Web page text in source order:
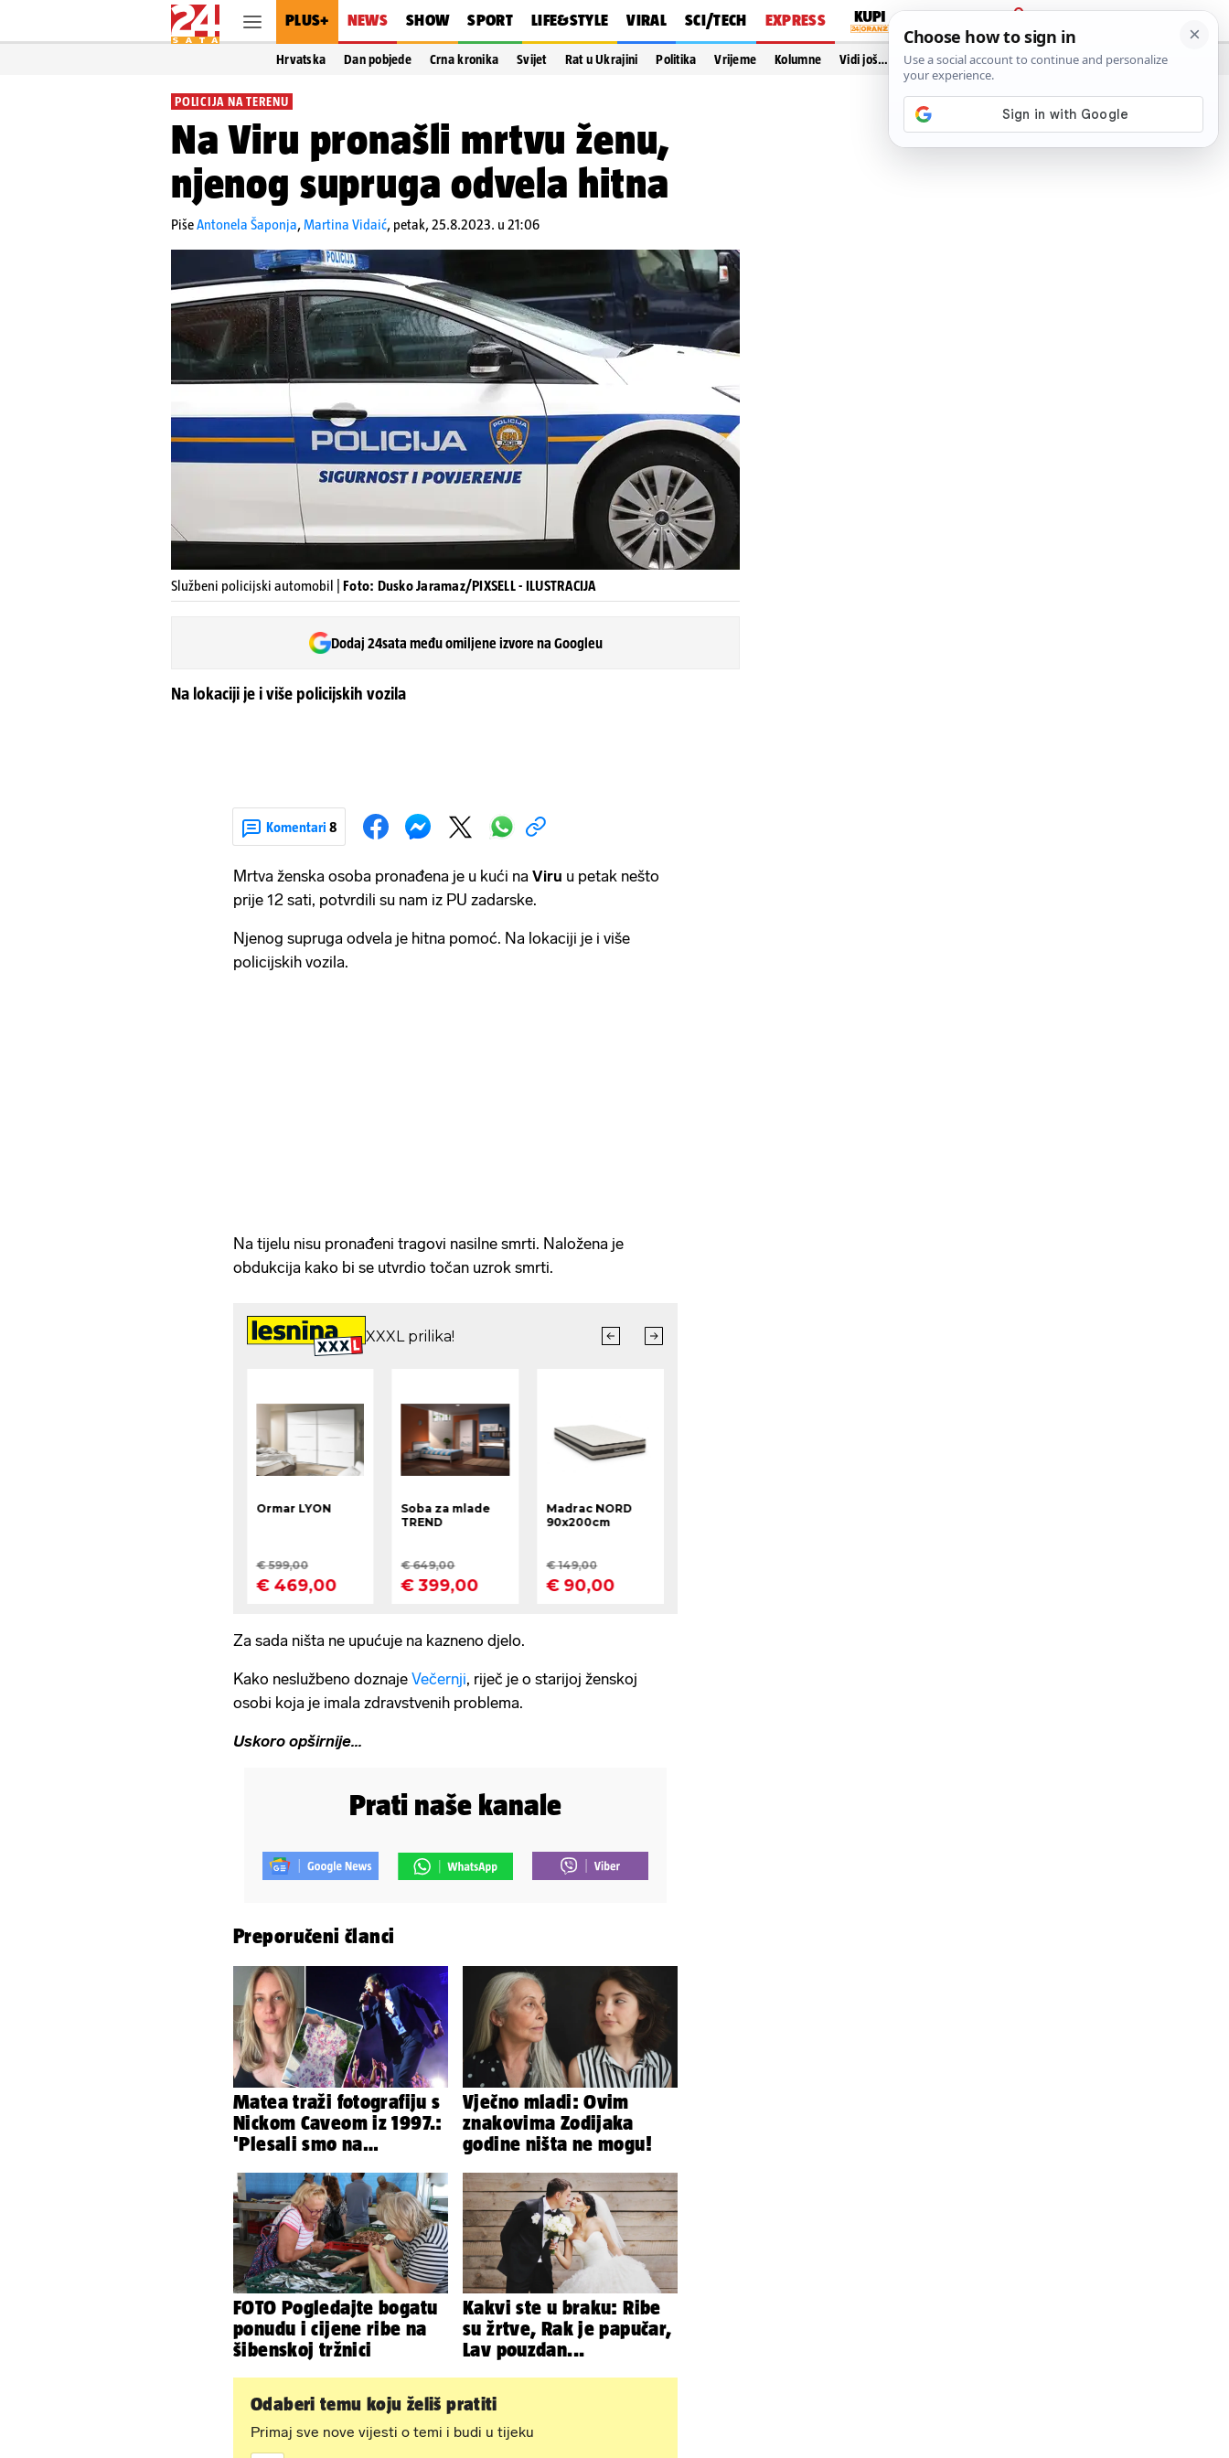
PLUS+ NEWS SHOW SPORT LIFE&STYLE VIRAL SCI/TECH EXPRESS
PRIJAVA
Hrvatska Dan pobjede Crna kronika Svijet Rat u Ukrajini Politika Vrijeme Kolumne Vidi još…
POLICIJA NA TERENU
Na Viru pronašli mrtvu ženu,
njenog supruga odvela hitna
PišeAntonela Šaponja,Martina Vidaić, petak, 25.8.2023. u 21:06
Službeni policijski automobil | Foto: Dusko Jaramaz/PIXSELL - ILUSTRACIJA
Dodaj 24sata među omiljene izvore na Googleu
Na lokaciji je i više policijskih vozila
Komentari 8
Mrtva ženska osoba pronađena je u kući na Viru u petak nešto
prije 12 sati, potvrdili su nam iz PU zadarske.
Njenog supruga odvela je hitna pomoć. Na lokaciji je i više
policijskih vozila.
Na tijelu nisu pronađeni tragovi nasilne smrti. Naložena je
obdukcija kako bi se utvrdio točan uzrok smrti.
Za sada ništa ne upućuje na kazneno djelo.
Kako neslužbeno doznaje Večernji, riječ je o starijoj ženskoj
osobi koja je imala zdravstvenih problema.
Uskoro opširnije...
Prati naše kanale
Preporučeni članci
Matea traži fotografiju s
Nickom Caveom iz 1997.:
'Plesali smo na
haljinu'
Vječno mladi: Ovim
znakovima Zodijaka
godine ništa ne mogu!
FOTO Pogledajte bogatu
ponudu i cijene ribe na
šibenskoj tržnici
Kakvi ste u braku: Ribe
su žrtve, Rak je papučar,
Lav pouzdan...
Odaberi temu koju želiš pratiti
Primaj sve nove vijesti o temi i budi u tijeku